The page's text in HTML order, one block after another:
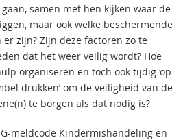
gaan, samen met hen kijken waar de
maar ook welke beschermende
er zijn? Zijn deze factoren zo te
dat het weer veilig wordt? Hoe
organiseren en toch ook tijdig ‘op
drukken’ om de veiligheid van de
te borgen als dat nodig is?
meldcode Kindermishandeling en